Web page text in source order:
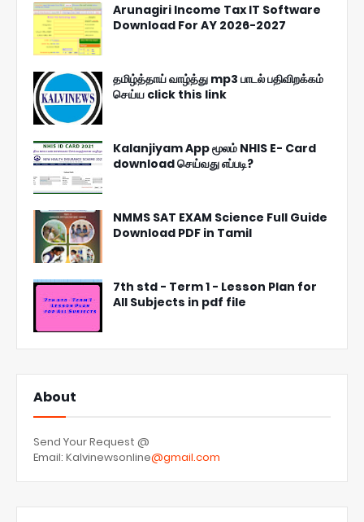
Arunagiri Income Tax IT Software
Download For AY 2026-2027
தமிழ்த்தாய் வாழ்த்து mp3 பாடல் பதிவிறக்கம்
செய்ய click this link
Kalanjiyam App மூலம் NHIS E- Card
download செய்வது எப்படி?
NMMS SAT EXAM Science Full Guide
Download PDF in Tamil
7th std - Term 1 - Lesson Plan for
All Subjects in pdf file
About
Send Your Request @
Email: Kalvinewsonline@gmail.com